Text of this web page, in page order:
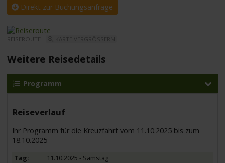
Direkt zur Buchungsanfrage
REISEROUTE -
Weitere Reisedetails
Programm
Reiseverlauf
Ihr Programm für die Kreuzfahrt vom 11.10.2025 bis zum
18.10.2025
11.10.2025 - Samstag